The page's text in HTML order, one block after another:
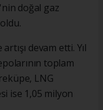
doğal gaz
devam etti. Yıl
toplam
LNG
ise 1,05 milyon